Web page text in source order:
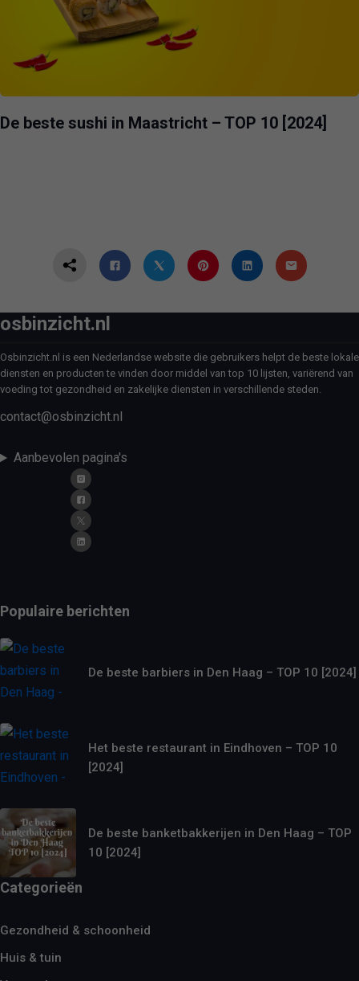
De beste sushi in Maastricht – TOP 10 [2024]
osbinzicht.nl
Osbinzicht.nl is een Nederlandse website die gebruikers helpt de beste lokale
diensten en producten te vinden door middel van top 10 lijsten, variërend van
voeding tot gezondheid en zakelijke diensten in verschillende steden.
contact@osbinzicht.nl
Aanbevolen pagina's
Populaire berichten
De beste barbiers in Den Haag – TOP 10 [2024]
Het beste restaurant in Eindhoven – TOP 10
[2024]
De beste banketbakkerijen in Den Haag – TOP
10 [2024]
Categorieën
Gezondheid & schoonheid
Huis & tuin